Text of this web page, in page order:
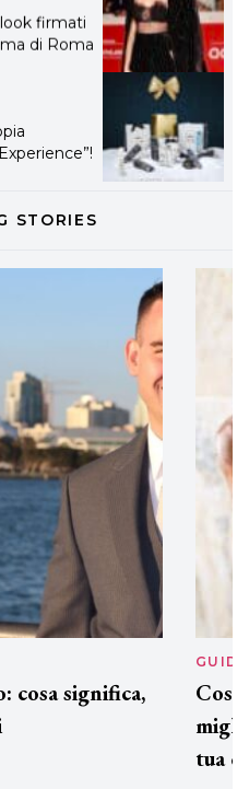
ed
ad
STORIES
cosa significa,
GUIDE
tua